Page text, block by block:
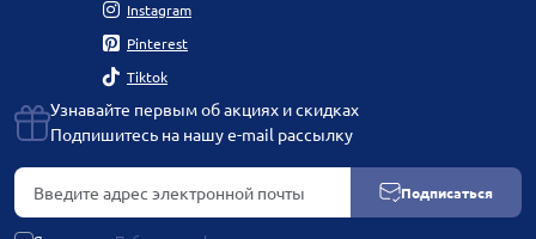
Instagram
Pinterest
Tiktok
Узнавайте первым об акциях и скидках
Подпишитесь на нашу e-mail рассылку
Подписаться